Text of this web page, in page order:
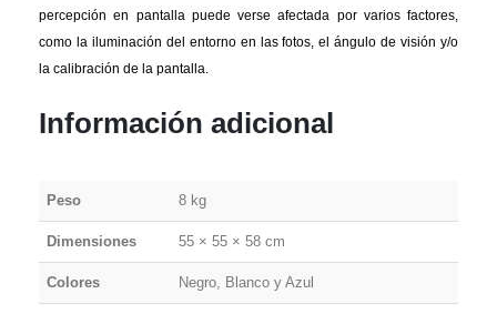
percepción en pantalla puede verse afectada por varios factores,
como la iluminación del entorno en las fotos, el ángulo de visión y/o
la calibración de la pantalla.
Información adicional
Peso 8 kg
Dimensiones 55 × 55 × 58 cm
Colores Negro, Blanco y Azul